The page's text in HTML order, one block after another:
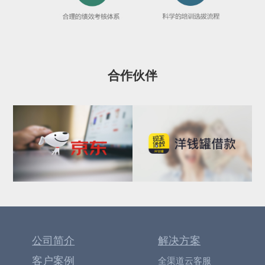
合作伙伴
公司简介
客户案例
解决方案
全渠道云客服